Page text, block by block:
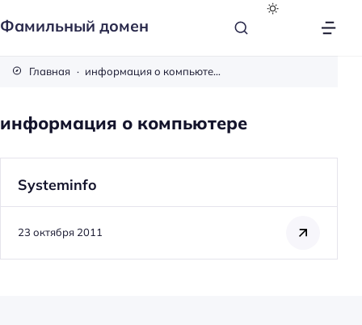
Фамильный домен
Главная информация о компьютере
информация о компьютере
Systeminfo
23 октября 2011